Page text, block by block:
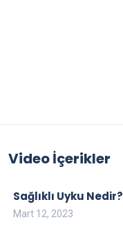
Video İçerikler
Sağlıklı Uyku Nedir?
Mart 12, 2023